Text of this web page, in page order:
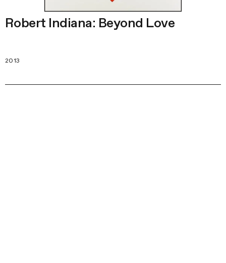
Robert Indiana: Beyond Love
2013